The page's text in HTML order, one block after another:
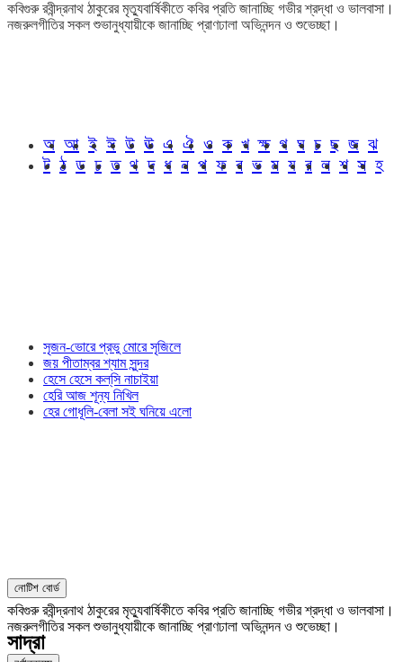
কবিগুরু রবীন্দ্রনাথ ঠাকুরের মৃত্যুবার্ষিকীতে কবির প্রতি জানাচ্ছি গভীর শ্রদ্ধা ও ভালবাসা।
নজরুলগীতির সকল শুভানুধ্যায়ীকে জানাচ্ছি প্রাণঢালা অভিনন্দন ও শুভেচ্ছা।
অ আ ই ঈ উ ঊ এ ঐ ও ক খ ক্ষ গ ঘ চ ছ জ ঝ
ট ঠ ড ঢ ত থ দ ধ ন প ফ ব ভ ম য র ল শ স হ
সৃজন-ভোরে প্রভু মোরে সৃজিলে
জয় পীতাম্বর শ্যাম সুন্দর
হেসে হেসে কল্‌সি নাচাইয়া
হেরি আজ শূন্য নিখিল
হের গোধূলি-বেলা সই ঘনিয়ে এলো
নোটিশ বোর্ড
কবিগুরু রবীন্দ্রনাথ ঠাকুরের মৃত্যুবার্ষিকীতে কবির প্রতি জানাচ্ছি গভীর শ্রদ্ধা ও ভালবাসা।
নজরুলগীতির সকল শুভানুধ্যায়ীকে জানাচ্ছি প্রাণঢালা অভিনন্দন ও শুভেচ্ছা।
সাদ্রা